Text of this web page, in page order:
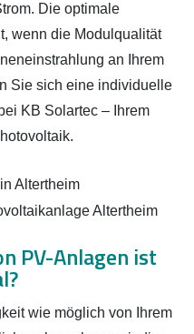
Die optimale
wenn die Modulqualität
an Ihrem
Sie sich eine individuelle
KB Solartec – Ihrem
PV-Anlagen ist
wie möglich von Ihrem